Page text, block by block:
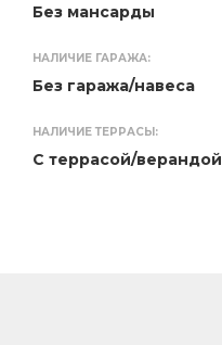
Без мансарды
НАЛИЧИЕ ГАРАЖА:
Без гаража/навеса
НАЛИЧИЕ ТЕРРАСЫ:
С террасой/верандой